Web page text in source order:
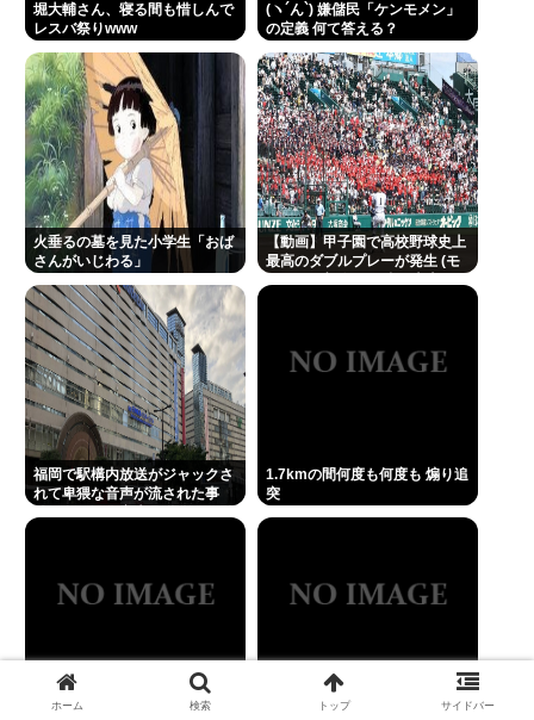
中国の二足歩行ロボ 服着せて胸ふくらませたらアイ
ドルみたいな可愛さを醸し出すようになる
【タラコ悲報】削ジェンヌこと西村ゆか、ひろきに
離婚を提示www
俺は身長165センチだけどそんなに低くないよね？
1.7kmの間何度も何度も 煽り追突
及川光博（ミッチー）（56）が再婚、相手は妊娠
中。前妻の檀れいとは18年に離婚し子供はなし
Powered by livedoor 相互RSS
堀大輔さん、寝る間も惜しんで
レスバ祭りwww
(ヽ´ん`) 嫌儲民「ケンモメン」
の定義 何て答える？
火垂るの墓を見た小学生「おば
さんがいじわる」
【動画】甲子園で高校野球史上
最高のダブルプレーが発生 (モ
福岡で駅構内放送がジャックさ
れて卑猥な音声が流された事
1.7kmの間何度も何度も 煽り追
突
スマ●コ、石破岸田ってなんで
ホーム 検索 トップ サイドバー